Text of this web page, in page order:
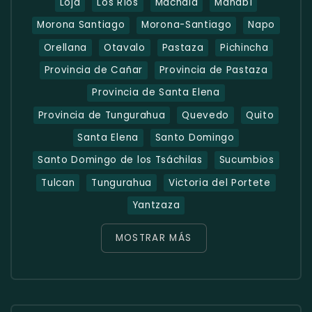
Morona Santiago
Morona-Santiago
Napo
Orellana
Otavalo Pastaza
Pichincha
Provincia de Cañar
Provincia de Pastaza
Provincia de Santa Elena
Provincia de Tungurahua
Quevedo
Quito
Santa Elena
Santo Domingo
Santo Domingo de los Tsáchilas
Sucumbios
Tulcan
Tungurahua
Victoria del Portete
Yantzaza
MOSTRAR MÁS